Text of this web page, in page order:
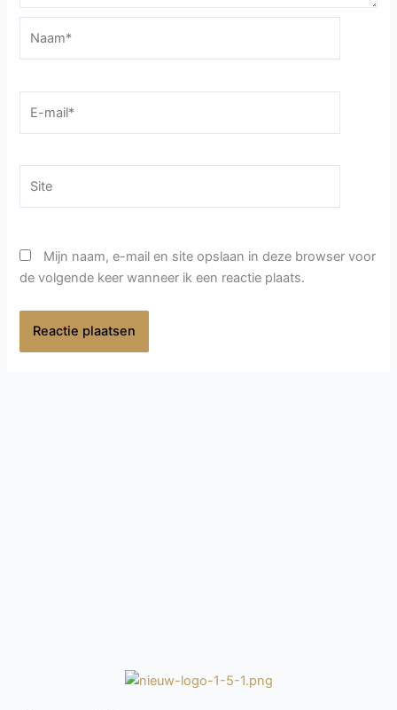
mail*
Mijn naam, e-mail en site opslaan in deze browser voor
de volgende keer wanneer ik een reactie plaats.